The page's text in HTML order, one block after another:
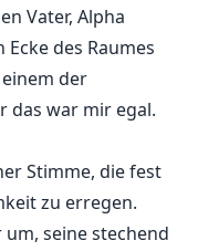
Vater, Alpha
des Raumes
der
das war mir egal.
Stimme, die fest
zu erregen.
seine stechend